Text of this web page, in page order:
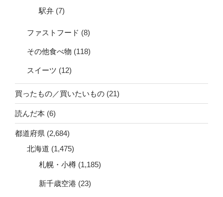
駅弁 (7)
ファストフード (8)
その他食べ物 (118)
スイーツ (12)
買ったもの／買いたいもの (21)
読んだ本 (6)
都道府県 (2,684)
北海道 (1,475)
札幌・小樽 (1,185)
新千歳空港 (23)